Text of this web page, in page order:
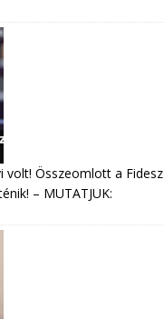
volt! Összeomlott a Fidesz
– MUTATJUK: